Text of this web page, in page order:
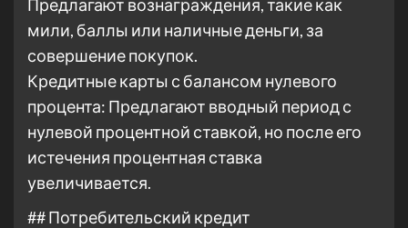
Предлагают вознаграждения, такие как
мили, баллы или наличные деньги, за
совершение покупок.
Кредитные карты с балансом нулевого
процента: Предлагают вводный период с
нулевой процентной ставкой, но после его
истечения процентная ставка
увеличивается.
## Потребительский кредит